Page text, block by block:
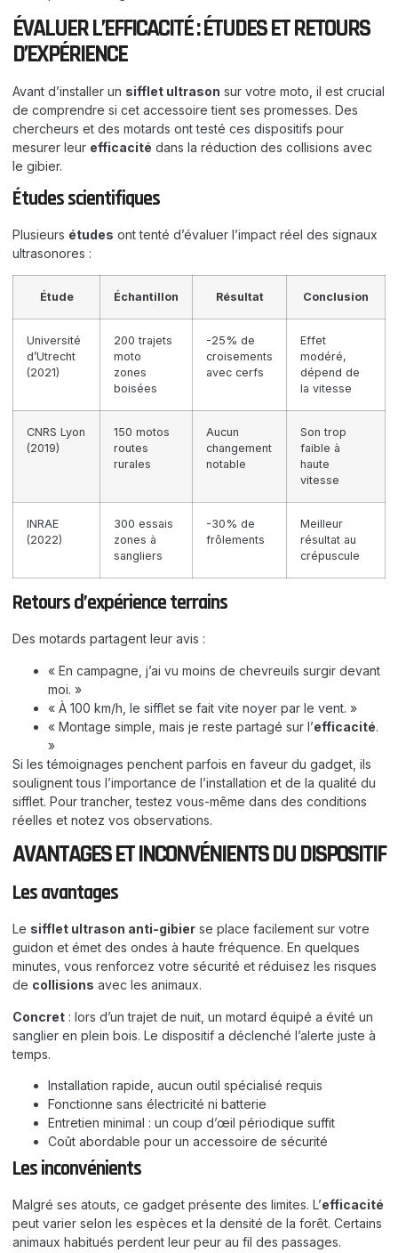
ÉVALUER L’EFFICACITÉ : ÉTUDES ET RETOURS
D’EXPÉRIENCE
Avant d’installer un sifflet ultrason sur votre moto, il est crucial
de comprendre si cet accessoire tient ses promesses. Des
chercheurs et des motards ont testé ces dispositifs pour
mesurer leur efficacité dans la réduction des collisions avec
le gibier.
Études scientifiques
Plusieurs études ont tenté d’évaluer l’impact réel des signaux
ultrasonores :
Étude Échantillon Résultat Conclusion
Université
d’Utrecht
(2021)
200 trajets
moto
zones
boisées
-25% de
croisements
avec cerfs
Effet
modéré,
dépend de
la vitesse
CNRS Lyon
(2019)
150 motos
routes
rurales
Aucun
changement
notable
Son trop
faible à
haute
vitesse
INRAE
(2022)
300 essais
zones à
sangliers
-30% de
frôlements
Meilleur
résultat au
crépuscule
Retours d’expérience terrains
Des motards partagent leur avis :
« En campagne, j’ai vu moins de chevreuils surgir devant
moi. »
« À 100 km/h, le sifflet se fait vite noyer par le vent. »
« Montage simple, mais je reste partagé sur l’efficacité.
»
Si les témoignages penchent parfois en faveur du gadget, ils
soulignent tous l’importance de l’installation et de la qualité du
sifflet. Pour trancher, testez vous-même dans des conditions
réelles et notez vos observations.
AVANTAGES ET INCONVÉNIENTS DU DISPOSITIF
Les avantages
Le sifflet ultrason anti-gibier se place facilement sur votre
guidon et émet des ondes à haute fréquence. En quelques
minutes, vous renforcez votre sécurité et réduisez les risques
de collisions avec les animaux.
Concret : lors d’un trajet de nuit, un motard équipé a évité un
sanglier en plein bois. Le dispositif a déclenché l’alerte juste à
temps.
Installation rapide, aucun outil spécialisé requis
Fonctionne sans électricité ni batterie
Entretien minimal : un coup d’œil périodique suffit
Coût abordable pour un accessoire de sécurité
Les inconvénients
Malgré ses atouts, ce gadget présente des limites. L’efficacité
peut varier selon les espèces et la densité de la forêt. Certains
animaux habitués perdent leur peur au fil des passages.